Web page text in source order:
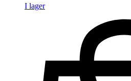
I lager